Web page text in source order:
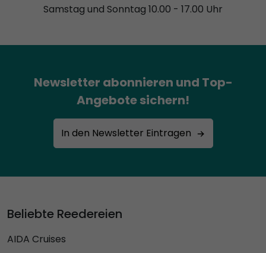
Samstag und Sonntag 10.00 - 17.00 Uhr
Newsletter abonnieren und Top-
Angebote sichern!
In den Newsletter Eintragen
Beliebte Reedereien
AIDA Cruises